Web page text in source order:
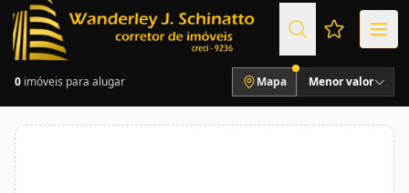
Favoritos
0 imóveis para alugar Mapa Menor valor